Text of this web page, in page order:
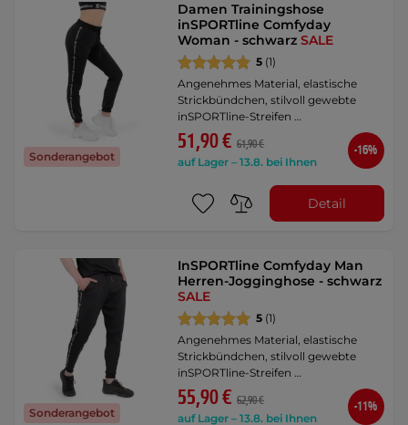
Sonderangebot
Damen Trainingshose
inSPORTline Comfyday
Woman - schwarzSALE
5 (1)
Angenehmes Material, elastische
Strickbündchen, stilvoll gewebte
inSPORTline-Streifen …
51,90 € 61,90 €
auf Lager – 13.8. bei Ihnen
-16%
Detail
Sonderangebot
InSPORTline Comfyday Man
Herren-Jogginghose - schwarz
SALE
5 (1)
Angenehmes Material, elastische
Strickbündchen, stilvoll gewebte
inSPORTline-Streifen …
55,90 € 62,90 €
auf Lager – 13.8. bei Ihnen
-11%